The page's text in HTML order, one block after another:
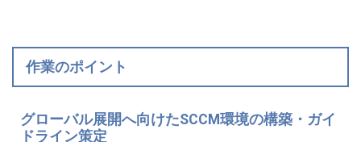
作業のポイント
グローバル展開へ向けたSCCM環境の構築・ガイ
ドライン策定